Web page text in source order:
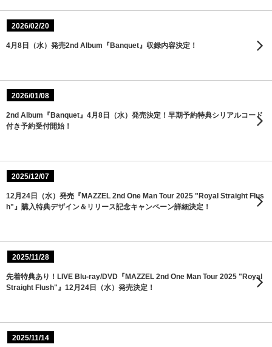
2026/02/20
4月8日（水）発売2nd Album『Banquet』収録内容決定！
2026/01/08
2nd Album『Banquet』4月8日（水）発売決定！早期予約特典シリアルコード
付き予約受付開始！
2025/12/07
12月24日（水）発売『MAZZEL 2nd One Man Tour 2025 "Royal Straight Flus
h"』購入特典デザイン＆リリース記念キャンペーン詳細決定！
2025/11/28
先着特典あり！LIVE Blu-ray/DVD『MAZZEL 2nd One Man Tour 2025 "Royal
Straight Flush"』12月24日（水）発売決定！
2025/11/14